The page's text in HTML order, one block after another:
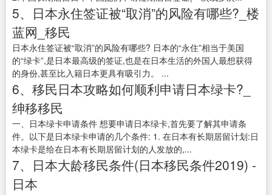
5、日本永住签证被“取消”的风险有哪些?_楼
蓝网_移民
日本永住签证被“取消”的风险有哪些? 日本的“永住”相当于美国
的“绿卡”,是日本最高级的签证,也是在日本生活的外国人最想获得
的身份,甚至比入籍日本更具有吸引力。 ...
6、移民日本攻略如何顺利申请日本绿卡?_
绅移移民
一、日本绿卡申请条件 想要申请日本绿卡,首先要了解其申请条
件。以下是日本绿卡申请的几个条件: 1. 在日本有长期居留计划:日
本绿卡是给在日本有长期居留计划的人发放的,...
7、日本大龄移民条件(日本移民条件2019) -
日本